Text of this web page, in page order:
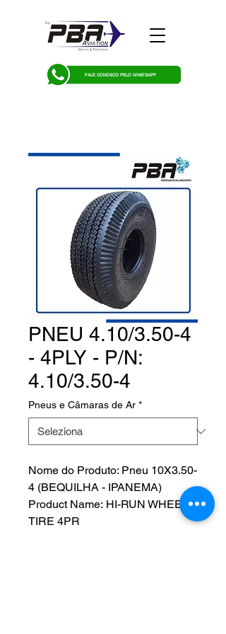
FALE CONOSCO PELO WHATSAPP
PNEU 4.10/3.50-4
- 4PLY - P/N:
4.10/3.50-4
Pneus e Câmaras de Ar *
Nome do Produto: Pneu 10X3.50-
4 (BEQUILHA - IPANEMA)
Product Name: HI-RUN WHEEL
TIRE 4PR